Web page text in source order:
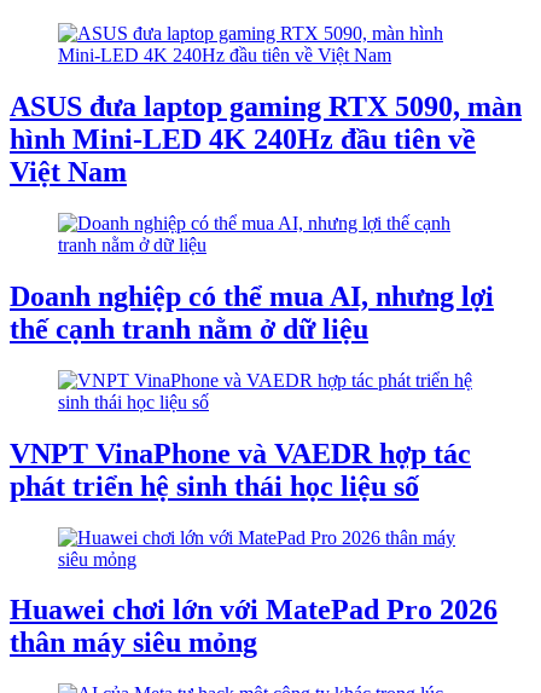
ASUS đưa laptop gaming RTX 5090, màn
hình Mini-LED 4K 240Hz đầu tiên về
Việt Nam
Doanh nghiệp có thể mua AI, nhưng lợi
thế cạnh tranh nằm ở dữ liệu
VNPT VinaPhone và VAEDR hợp tác
phát triển hệ sinh thái học liệu số
Huawei chơi lớn với MatePad Pro 2026
thân máy siêu mỏng